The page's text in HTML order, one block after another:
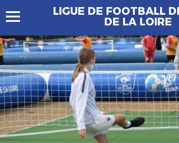
LIGUE DE FOOTBALL
DE LA LOIRE